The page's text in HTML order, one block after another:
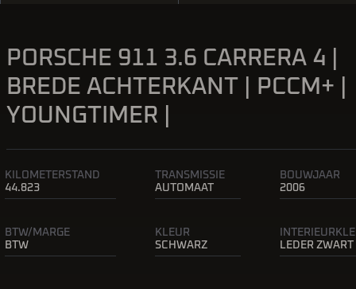
PORSCHE 911 3.6 CARRERA 4 |
BREDE ACHTERKANT | PCCM+ |
YOUNGTIMER |
KILOMETERSTAND
44.823
TRANSMISSIE
AUTOMAAT
BOUWJAAR
2006
BTW/MARGE
BTW
KLEUR
SCHWARZ
LEDER ZWART